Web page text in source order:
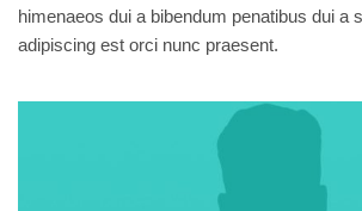
himenaeos dui a bibendum penatibus dui a
adipiscing est orci nunc praesent.